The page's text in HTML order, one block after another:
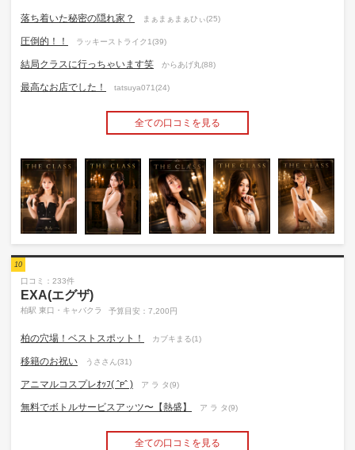
落ち着いた秘密の隠れ家？ まぁまぁまぁひぃ(25)
圧倒的！！ ラッキーストライク1(39)
結局クラスに行っちゃいます笑 からあげ丸(88)
最高なお店でした！ tatsuya071(24)
全ての口コミを見る
10
口コミ：233件
EXA(エグザ)
柏駅 東口・キャバクラ 予算目安：7,200円
柏の穴場！ベストスポット！ カブキまる(1)
移籍のお祝い うささん(31)
アニマルコスプレｵｯﾌ( ˆᴘˆ ) ア ラ タ(9)
無料でボトルサービスアッツ〜【熱盛】 ア ラ タ(9)
全ての口コミを見る